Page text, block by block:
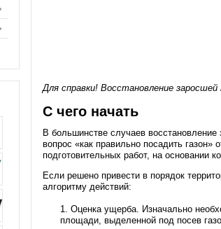
Для справки! Восстановление
С чего начать
В большинстве случаев
вопрос «как правильно посадить
подготовительных работ, на основании
Если решено привести в порядок
алгоритму действий:
Оценка ущерба. Изначально
площади, выделенной под посев